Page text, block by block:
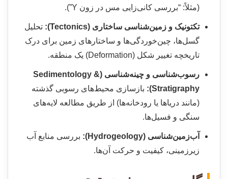
(مثلاً: “بررسی کانی‌زایی مس در زون Y”).
تکتونیک و زمین‌شناسی ساختاری (Tectonics):
تحلیل
گسل‌ها، چین‌خوردگی‌ها و ساختارهای زمین برای درک
تاریخچه تغییر شکل (Deformation) یک منطقه.
رسوب‌شناسی و چینه‌شناسی (Sedimentology &
Stratigraphy):
بازسازی محیط‌های رسوبی گذشته
(مانند دریاها یا رودخانه‌ها) از طریق مطالعه لایه‌های
سنگی و فسیل‌ها.
آب‌زمین‌شناسی (Hydrogeology):
بررسی منابع آب
زیرزمینی، کیفیت و حرکت آن‌ها.